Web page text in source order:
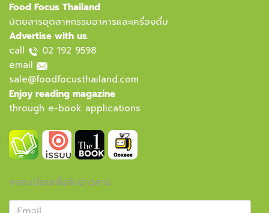
Food Focus Thailand
นิตยสารอุตสาหกรรมอาหารและเครื่องดื่ม
Advertise with us.
call
02 192 9598
email
sale@foodfocusthailand.com
Enjoy reading magazine
through e-book applications
ลงทะเบียนเพื่อรับข่าวสาร